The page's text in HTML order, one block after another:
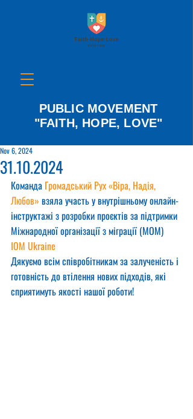
PUBLIC MOVEMENT
"FAITH, HOPE, LOVE"
31.10.2024
Nov 6, 2024
Команда Громадський Рух «Віра, Надія,
Любов» взяла участь у внутрішньому онлайн-
інструктажі з розробки проєктів за підтримки
Міжнародної організації з міграції (МОМ)
IOM Ukraine
Дякуємо всім співробітникам за залученість і
готовність до втілення нових підходів, які
сприятимуть якості нашої роботи!